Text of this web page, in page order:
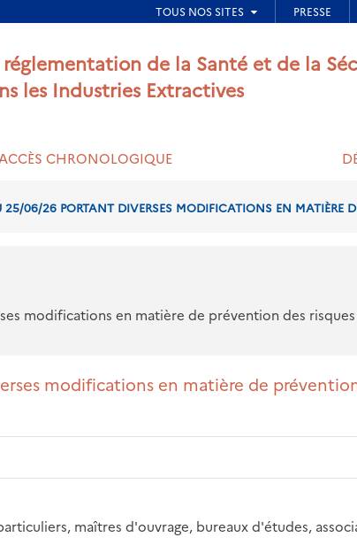
page
réglementation de la Santé et de la
les Industries Extractives
CHRONOLOGIQUE
06/26 PORTANT DIVERSES MODIFICATIONS EN MATIÈRE
modifications en matière de prévention des
modifications en matière de
maîtres d'ouvrage, bureaux d'études,